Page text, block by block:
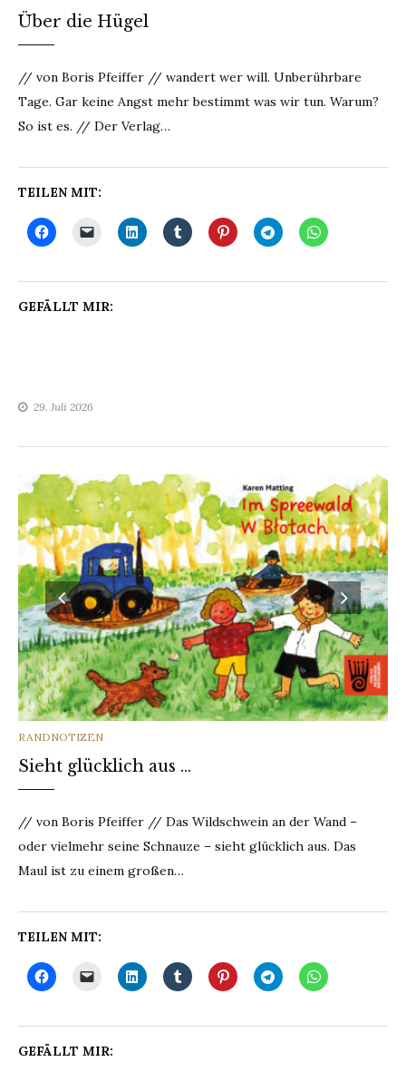
Über die Hügel
// von Boris Pfeiffer // wandert wer will. Unberührbare
Tage. Gar keine Angst mehr bestimmt was wir tun. Warum?
So ist es. // Der Verlag…
TEILEN MIT:
GEFÄLLT MIR:
29. Juli 2026
CATEGORIES
RANDNOTIZEN
Sieht glücklich aus …
// von Boris Pfeiffer // Das Wildschwein an der Wand –
oder vielmehr seine Schnauze – sieht glücklich aus. Das
Maul ist zu einem großen…
TEILEN MIT:
GEFÄLLT MIR: